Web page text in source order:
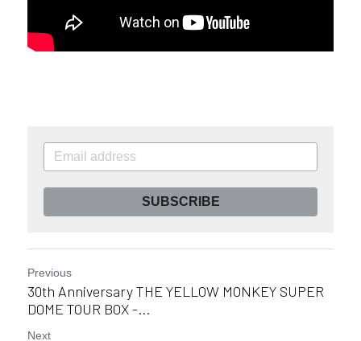
SUBSCRIBE
Previous
30th Anniversary THE YELLOW MONKEY SUPER
DOME TOUR BOX -...
Next